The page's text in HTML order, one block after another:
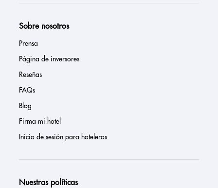
Sobre nosotros
Prensa
Página de inversores
Reseñas
FAQs
Blog
Firma mi hotel
Inicio de sesión para hoteleros
Nuestras políticas